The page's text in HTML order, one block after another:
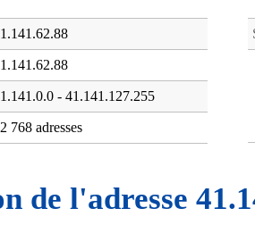
- 41.141.127.255
768 adresses
de l'adresse